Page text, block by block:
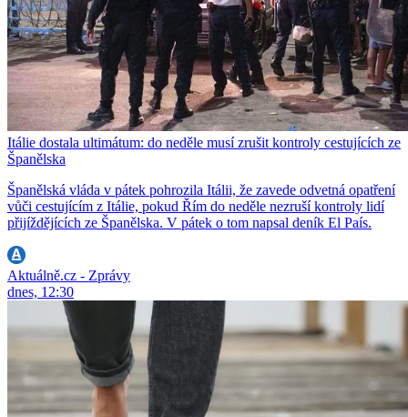
Itálie dostala ultimátum: do neděle musí zrušit kontroly cestujících ze
Španělska
Španělská vláda v pátek pohrozila Itálii, že zavede odvetná opatření
vůči cestujícím z Itálie, pokud Řím do neděle nezruší kontroly lidí
přijíždějících ze Španělska. V pátek o tom napsal deník El País.
Aktuálně.cz - Zprávy
dnes, 12:30